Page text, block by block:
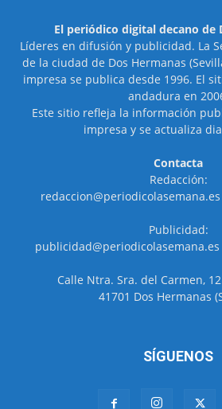
El periódico digital decano de
Líderes en difusión y publicidad. La
de la ciudad de Dos Hermanas
impresa se publica desde 1996. El
andadura en
Este sitio refleja la información
impresa y se actualiza
Contacta
Redacción:
Publicidad:
publicidad@periodicolasemana.es
Calle Ntra. Sra. del Carmen,
41701 Dos Hermanas
SÍGUENOS